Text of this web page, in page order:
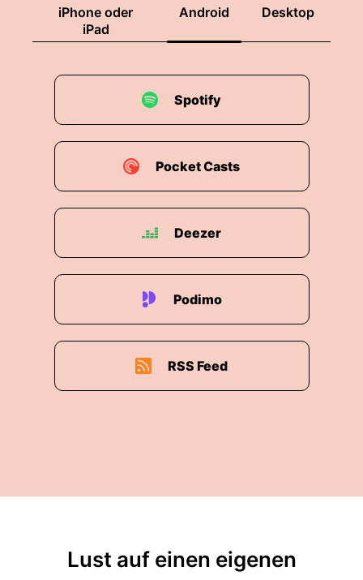
iPhone oder
iPad
Android Desktop
Spotify
Pocket Casts
Deezer
Podimo
RSS Feed
Lust auf einen eigenen